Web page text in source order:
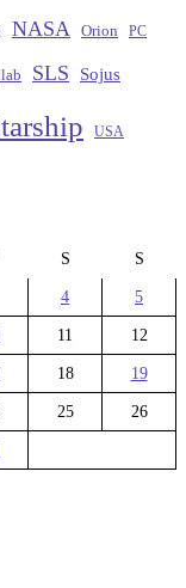
NASA Orion PC
SLS Sojus
USA
S S
4 5
11 12
18 19
25 26